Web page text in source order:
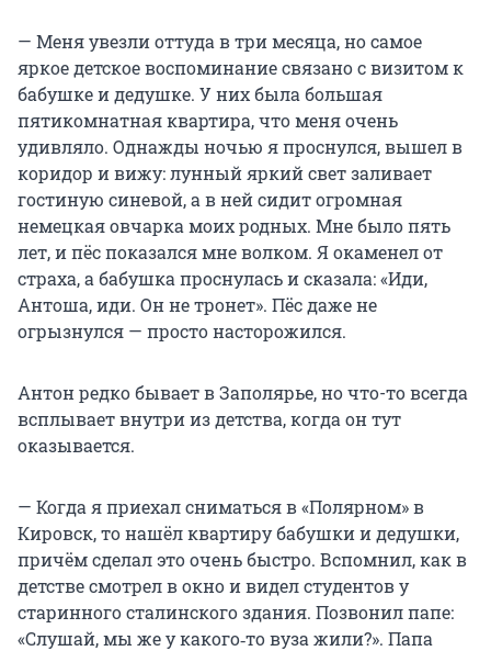
— Меня увезли оттуда в три месяца, но самое
яркое детское воспоминание связано с визитом к
бабушке и дедушке. У них была большая
пятикомнатная квартира, что меня очень
удивляло. Однажды ночью я проснулся, вышел в
коридор и вижу: лунный яркий свет заливает
гостиную синевой, а в ней сидит огромная
немецкая овчарка моих родных. Мне было пять
лет, и пёс показался мне волком. Я окаменел от
страха, а бабушка проснулась и сказала: «Иди,
Антоша, иди. Он не тронет». Пёс даже не
огрызнулся — просто насторожился.
Антон редко бывает в Заполярье, но что-то всегда
всплывает внутри из детства, когда он тут
оказывается.
— Когда я приехал сниматься в «Полярном» в
Кировск, то нашёл квартиру бабушки и дедушки,
причём сделал это очень быстро. Вспомнил, как в
детстве смотрел в окно и видел студентов у
старинного сталинского здания. Позвонил папе:
«Слушай, мы же у какого‑то вуза жили?». Папа